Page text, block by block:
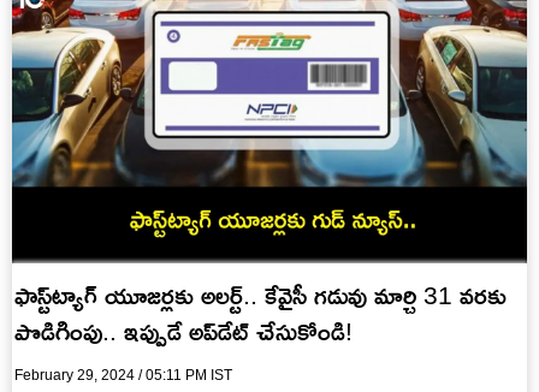
ఫాస్ట్‌ట్యాగ్ యూజర్లకు అలర్ట్.. కేవైసీ గడువు మార్చి 31 వరకు
పొడిగింపు.. ఇప్పుడే అప్‌డేట్ చేసుకోండి!
February 29, 2024 / 05:11 PM IST